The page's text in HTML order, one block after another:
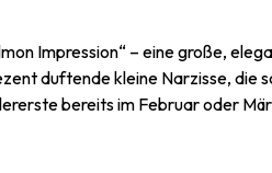
Impression“ – eine große,
duftende kleine Narzisse,
bereits im Februar oder